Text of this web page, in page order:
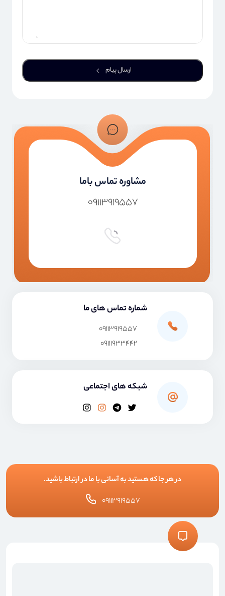
ارسال پیام
مشاوره تماس باما
۰۹۱۱۳۹۱۹۵۵۷
شماره تماس های ما
۰۹۱۱۳۹۱۹۵۵۷
۰۹۱۱۱۹۳۳۴۴۲
شبکه های اجتماعی
در هر جا که هستید به آسانی با ما در ارتباط باشید.
۰۹۱۱۳۹۱۹۵۵۷